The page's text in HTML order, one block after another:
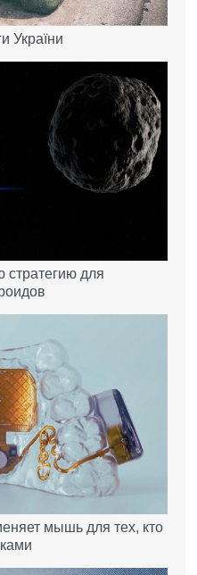
України
стратегию для
мышь для тех, кто